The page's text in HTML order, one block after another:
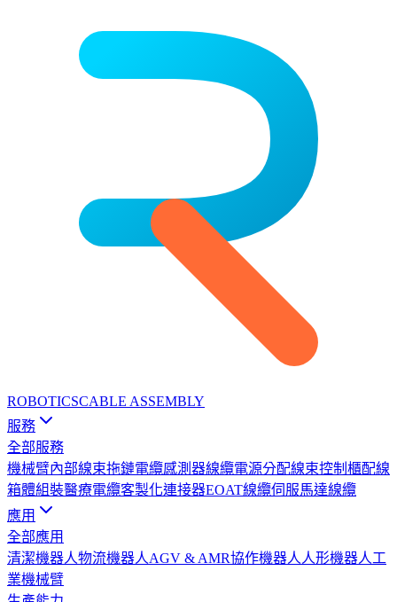
ROBOTICSCABLE ASSEMBLY
服務
全部服務
機械臂內部線束拖鏈電纜感測器線纜電源分配線束控制櫃配線
箱體組裝醫療電纜客製化連接器EOAT線纜伺服馬達線纜
應用
全部應用
清潔機器人物流機器人AGV & AMR協作機器人 人形機器人工
業機械臂